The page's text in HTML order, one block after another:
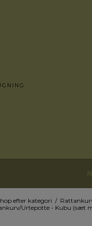
efter kategori /
Urtepotte - Kubu (sæt